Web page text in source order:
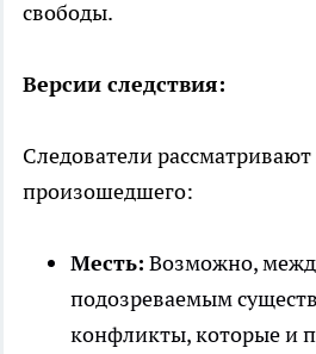
свободы.
Версии следствия:
Следователи
произошедшего:
Месть: Возможно,
подозреваемым
конфликты, которые и